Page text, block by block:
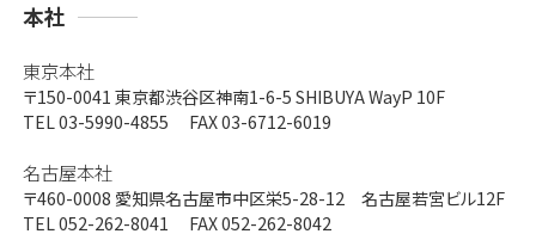
支
本社
東京本社
〒150-0041 東京都渋谷区神南1-6-5 SHIBUYA WayP 10F
TEL 03-5990-4855 FAX 03-6712-6019
名古屋本社
〒460-0008 愛知県名古屋市中区栄5-28-12 名古屋若宮ビル12F
TEL 052-262-8041 FAX 052-262-8042